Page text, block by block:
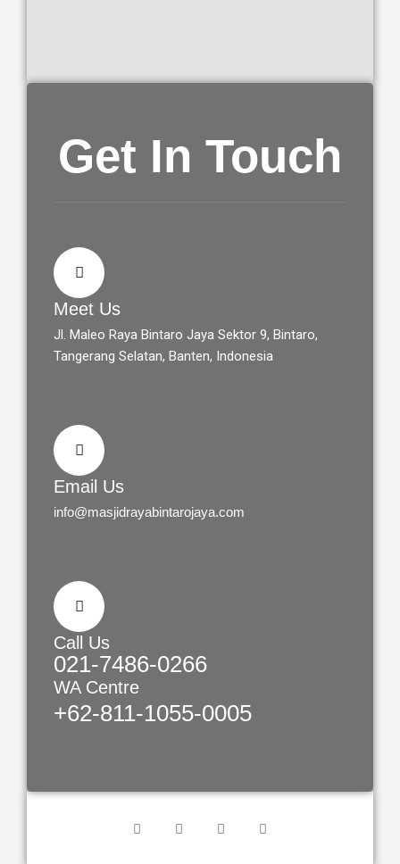
F
c
e
Y
u
t
I
s
t
W
a
t
Get In Touch
Meet Us
Jl. Maleo Raya Bintaro Jaya Sektor 9, Bintaro,
Tangerang Selatan, Banten, Indonesia
Email Us
info@masjidrayabintarojaya.com
Call Us
021-7486-0266
WA Centre
+62-811-1055-0005